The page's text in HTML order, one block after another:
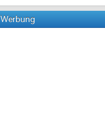
Werbung